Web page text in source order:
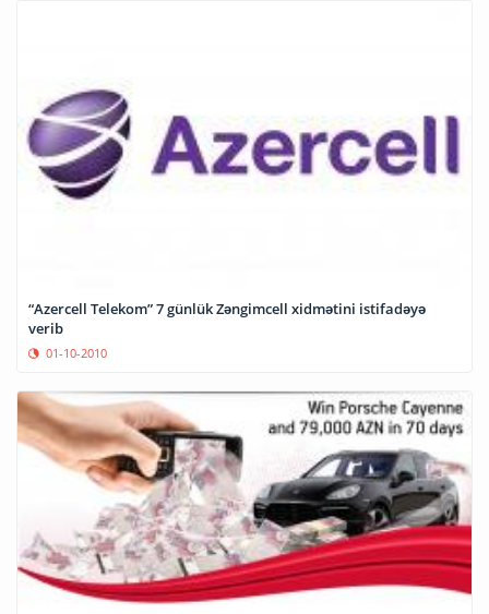
“Azercell Telekom” 7 günlük Zəngimcell xidmətini istifadəyə
verib
01-10-2010